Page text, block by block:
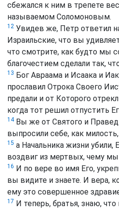
сбежался к ним в трепете
называемом Соломоновым.
12 Увидев же, Петр ответил
Израильские, что вы
что смотрите, как будто мы
благочестием сделали так,
13 Бог Авраама и Исаака и
прославил Отрока Своего
предали и от Которого
когда тот решил отпустить
14Вы же от Святого и
выпросили себе, как
15 а Начальника жизни убили,
воздвиг из мертвых, чему мы
16 И по вере во имя Его,
вы видите и знаете. И вера,
ему это совершенное
17 И теперь, братья, знаю,